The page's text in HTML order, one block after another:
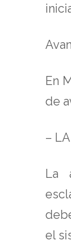
En
de
–
La
el